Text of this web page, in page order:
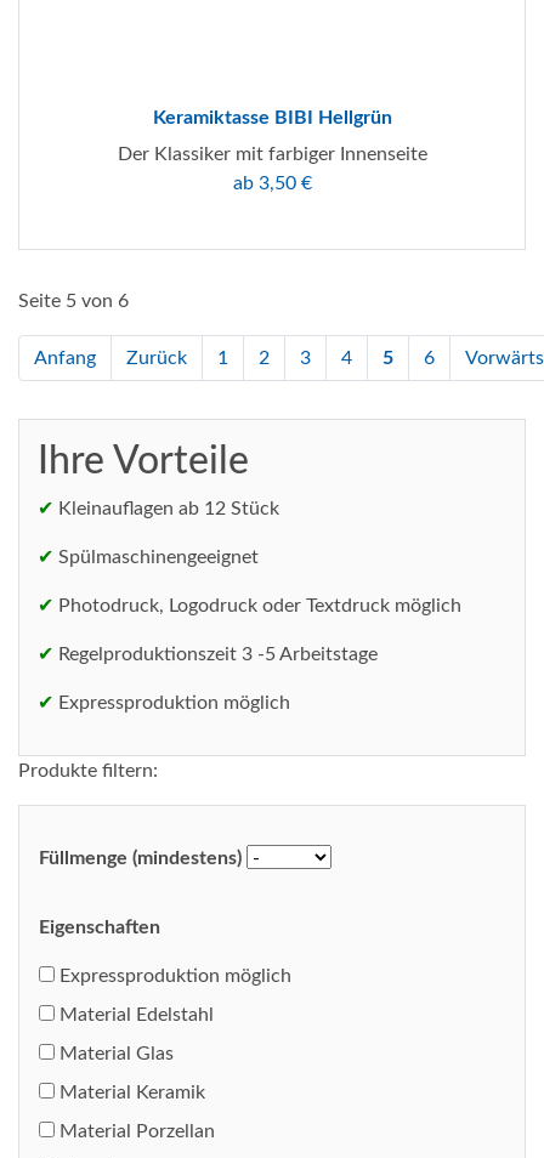
Keramiktasse BIBI Hellgrün
Der Klassiker mit farbiger Innenseite
ab 3,50 €
Seite 5 von 6
Anfang Zurück 1 2 3 4 5 6 Vorwärts
Ihre Vorteile
✔ Kleinauflagen ab 12 Stück
✔ Spülmaschinengeeignet
✔ Photodruck, Logodruck oder Textdruck möglich
✔ Regelproduktionszeit 3 -5 Arbeitstage
✔ Expressproduktion möglich
Produkte filtern:
Füllmenge (mindestens)
Eigenschaften
Expressproduktion möglich
Material Edelstahl
Material Glas
Material Keramik
Material Porzellan